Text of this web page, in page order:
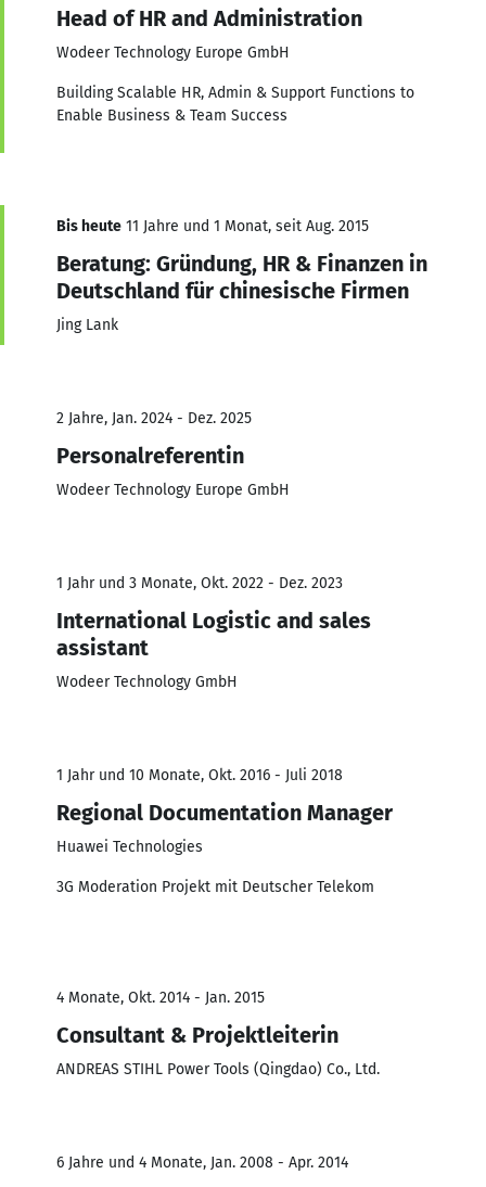
Head of HR and Administration
Wodeer Technology Europe GmbH
Building Scalable HR, Admin & Support Functions to
Enable Business & Team Success
Bis heute 11 Jahre und 1 Monat, seit Aug. 2015
Beratung: Gründung, HR & Finanzen in
Deutschland für chinesische Firmen
Jing Lank
2 Jahre, Jan. 2024 - Dez. 2025
Personalreferentin
Wodeer Technology Europe GmbH
1 Jahr und 3 Monate, Okt. 2022 - Dez. 2023
International Logistic and sales
assistant
Wodeer Technology GmbH
1 Jahr und 10 Monate, Okt. 2016 - Juli 2018
Regional Documentation Manager
Huawei Technologies
3G Moderation Projekt mit Deutscher Telekom
4 Monate, Okt. 2014 - Jan. 2015
Consultant & Projektleiterin
ANDREAS STIHL Power Tools (Qingdao) Co., Ltd.
6 Jahre und 4 Monate, Jan. 2008 - Apr. 2014